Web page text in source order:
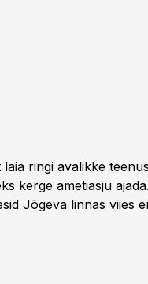
ringi avalikke
kerge ametiasju
Jõgeva linnas viies